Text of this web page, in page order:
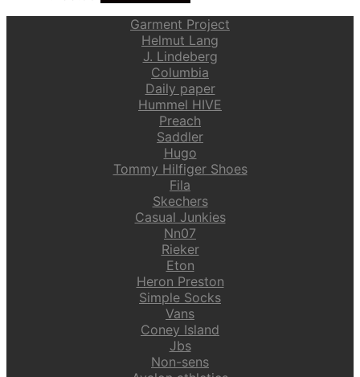
Garment Project
Helmut Lang
J. Lindeberg
Columbia
Daily paper
Hummel HIVE
Preach
Saddler
Hugo
Tommy Hilfiger Shoes
Fila
Skechers
Casual Junkies
Nn07
Rieker
Eton
Heron Preston
Simple Socks
Vans
Coney Island
Jbs
Non-sens